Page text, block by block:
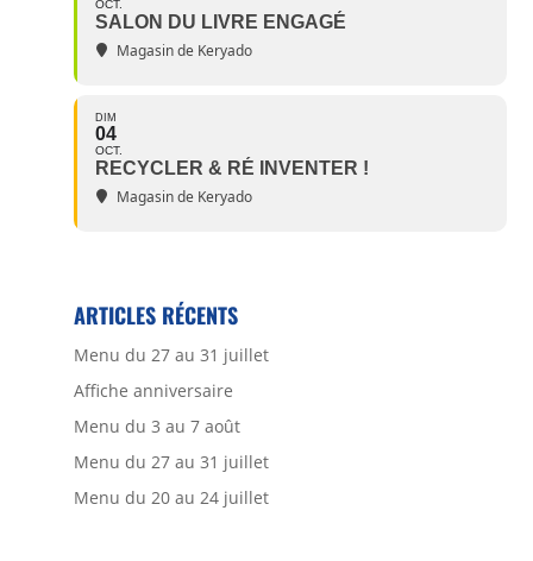
OCT.
SALON DU LIVRE ENGAGÉ
Magasin de Keryado
DIM
04
OCT.
RECYCLER & RÉ INVENTER !
Magasin de Keryado
ARTICLES RÉCENTS
Menu du 27 au 31 juillet
Affiche anniversaire
Menu du 3 au 7 août
Menu du 27 au 31 juillet
Menu du 20 au 24 juillet